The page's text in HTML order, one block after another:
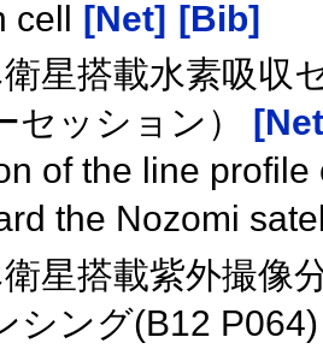
cell
[Net]
[Bib]
星搭載水素吸収
セッション）
of the line
the Nozomi
星搭載紫外撮像
シング(B12